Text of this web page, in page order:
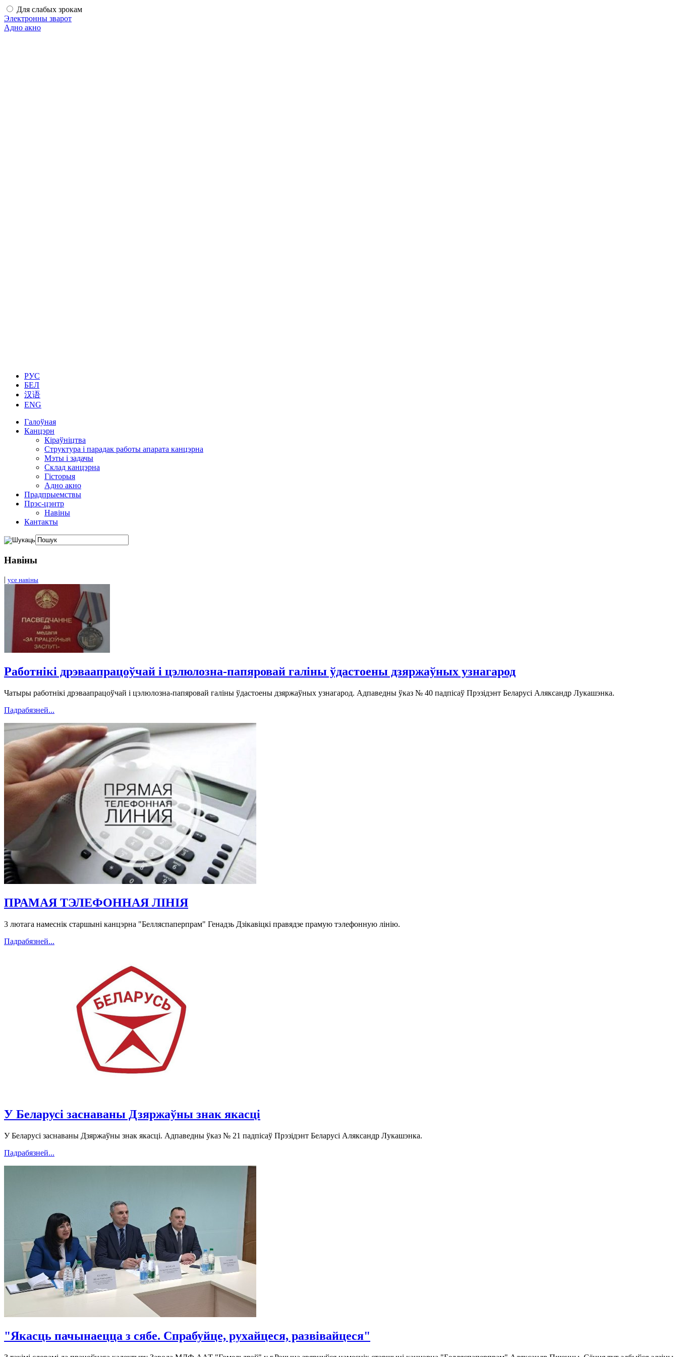
Для слабых зрокам
Электронны зварот
Адно акно
РУС
БЕЛ
汉语
ENG
Галоўная
Канцэрн
Кіраўніцтва
Структура і парадак работы апарата канцэрна
Мэты і задачы
Склад канцэрна
Гісторыя
Адно акно
Прадпрыемствы
Прэс-цэнтр
Навіны
Кантакты
Навіны
| усе навіны
Работнікі дрэваапрацоўчай і цэлюлозна-папяровай галіны ўдастоены дзяржаўных узнагарод
Чатыры работнікі дрэваапрацоўчай і цэлюлозна-папяровай галіны ўдастоены дзяржаўных узнагарод. Адпаведны ўказ № 40 падпісаў Прэзідэнт Беларусі Аляксандр Лукашэнка.
Падрабязней...
ПРАМАЯ ТЭЛЕФОННАЯ ЛІНІЯ
3 лютага намеснік старшыні канцэрна "Белляспаперпрам" Генадзь Дзікавіцкі правядзе прамую тэлефонную лінію.
Падрабязней...
У Беларусі заснаваны Дзяржаўны знак якасці
У Беларусі заснаваны Дзяржаўны знак якасці. Адпаведны ўказ № 21 падпісаў Прэзідэнт Беларусі Аляксандр Лукашэнка.
Падрабязней...
"Якасць пачынаецца з сябе. Спрабуйце, рухайцеся, развівайцеся"